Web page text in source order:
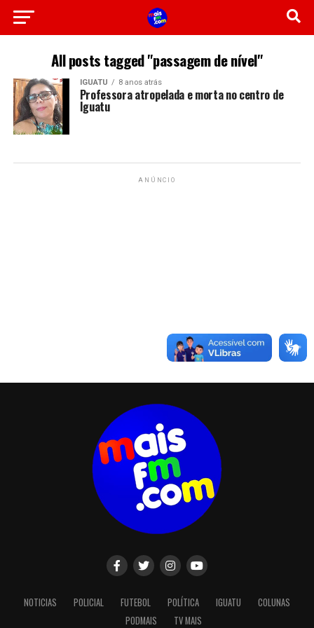
All posts tagged "passagem de nível"
IGUATU 8 anos atrás
Professora atropelada e morta no centro de
Iguatu
ANÚNCIO
NOTICIAS POLICIAL FUTEBOL POLÍTICA IGUATU
COLUNAS
PODMAIS
TV MAIS